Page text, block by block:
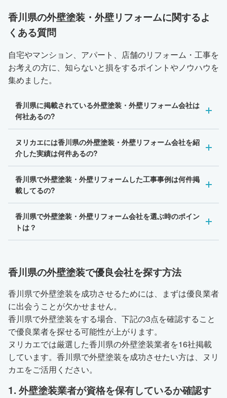
香川県の外壁塗装・外壁リフォームに関するよ
くある質問
自宅やマンション、アパート、店舗のリフォーム・工事を
お考えの方に、知らないと損をするポイントやノウハウを
集めました。
香川県に掲載されている外壁塗装・外壁リフォーム会社は
何社あるの?
ヌリカエには香川県の外壁塗装・外壁リフォーム会社を紹
介した実績は何件あるの?
香川県で外壁塗装・外壁リフォームした工事事例は何件掲
載してるの?
香川県で外壁塗装・外壁リフォーム会社を選ぶ時のポイン
トは？
香川県の外壁塗装で優良会社を探す方法
香川県で外壁塗装を成功させるためには、まずは優良業者
に出会うことが欠かせません。
香川県で外壁塗装をする場合、下記の3点を確認すること
で優良業者を探せる可能性が上がります。
ヌリカエでは厳選した香川県の外壁塗装業者を16社掲載
しています。香川県で外壁塗装を成功させたい方は、ヌリ
カエをご活用ください。
1. 外壁塗装業者が資格を保有しているか確認す